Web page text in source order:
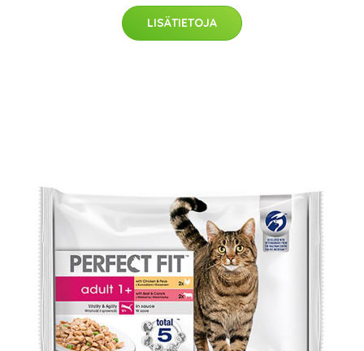
LISÄTIETOJA